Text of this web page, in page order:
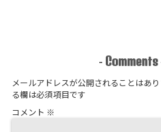
- Comments
メールアドレスが公開されることはあり
る欄は必須項目です
コメント ※